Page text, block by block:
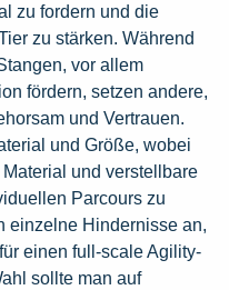
zu fordern und die
zu stärken. Während
vor allem
fördern, setzen andere,
und Vertrauen.
und Größe, wobei
und verstellbare
Parcours zu
einzelne Hindernisse an,
einen full-scale Agility-
sollte man auf